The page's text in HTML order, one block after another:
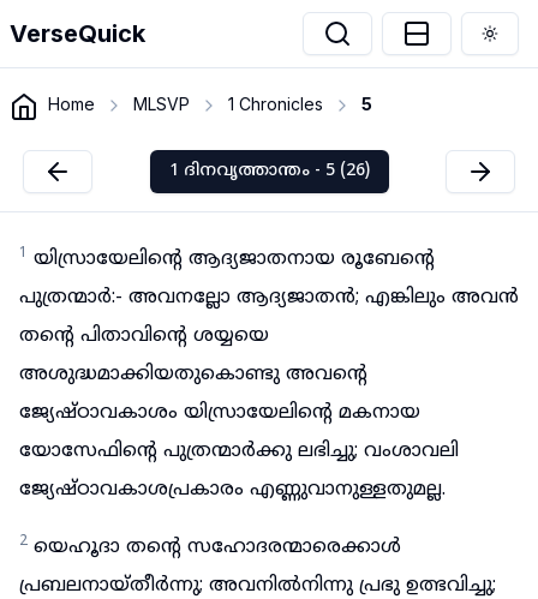
VerseQuick
Home MLSVP 1 Chronicles 5
1 ദിനവൃത്താന്തം - 5 (26)
1 യിസ്രായേലിന്റെ ആദ്യജാതനായ രൂബേന്റെ
പുത്രന്മാർ:- അവനല്ലോ ആദ്യജാതൻ; എങ്കിലും അവൻ
തന്റെ പിതാവിന്റെ ശയ്യയെ
അശുദ്ധമാക്കിയതുകൊണ്ടു അവന്റെ
ജ്യേഷ്ഠാവകാശം യിസ്രായേലിന്റെ മകനായ
യോസേഫിന്റെ പുത്രന്മാർക്കു ലഭിച്ചു; വംശാവലി
ജ്യേഷ്ഠാവകാശപ്രകാരം എണ്ണുവാനുള്ളതുമല്ല.
2 യെഹൂദാ തന്റെ സഹോദരന്മാരെക്കാൾ
പ്രബലനായ്തീർന്നു; അവനിൽനിന്നു പ്രഭു ഉത്ഭവിച്ചു;